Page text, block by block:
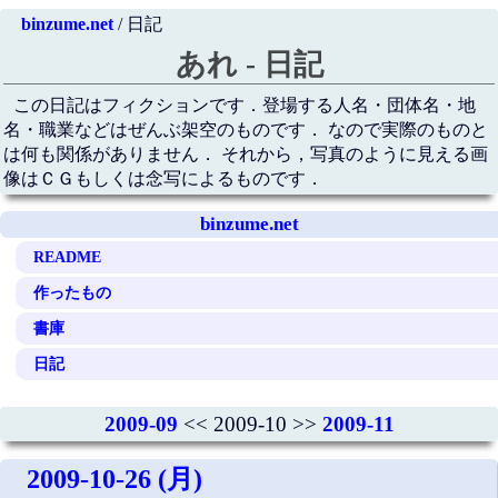
binzume.net/ 日記
あれ - 日記
この日記はフィクションです．登場する人名・団体名・地
名・職業などはぜんぶ架空のものです． なので実際のものと
は何も関係がありません． それから，写真のように見える画
像はＣＧもしくは念写によるものです．
binzume.net
README
作ったもの
書庫
日記
2009-09 << 2009-10 >> 2009-11
2009-10-26 (月)